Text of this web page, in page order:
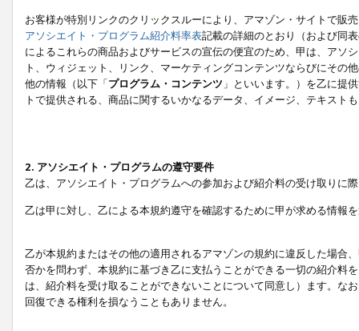
お客様が特別リンクのクリックスルーにより、アマゾン・サイトで販
アソシエイト・プログラム紹介料率表記載の詳細のとおり（および同
によるこれらの商品およびサービスの宣伝の便宜のため、甲は、アソ
ト、ウィジェット、リンク、マーケティングコンテンツならびにその
他の情報（以下「プログラム・コンテンツ 」といいます。）を乙に提
トで提供される、商品に関するいかなるデータ、イメージ、テキス
2. アソシエイト・プログラムの遵守要件
乙は、アソシエイト・プログラムへの参加および紹介料の受け取りに
乙は甲に対し、乙による本規約遵守を確認するために甲が求める情報
乙が本規約またはその他の適用されるアマゾンの規約に違反した場合
否かを問わず、本規約に基づき乙に支払うことができる一切の紹介料
は、紹介料を受け取ることができないことについて同意し）ます。な
回復できる権利を損なうこともありません。